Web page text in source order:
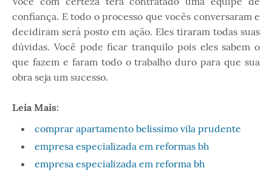
confiança. E todo o processo que vocês conversaram e
decidiram será posto em ação. Eles tiraram todas suas
dúvidas. Você pode ficar tranquilo pois eles sabem o
que fazem e faram todo o trabalho duro para que sua
obra seja um sucesso.
Leia Mais:
comprar apartamento belissimo vila prudente
empresa especializada em reformas bh
empresa especializada em reforma bh